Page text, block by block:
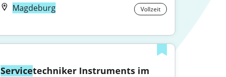
Magdeburg
Vollzeit
Servicetechniker Instruments im